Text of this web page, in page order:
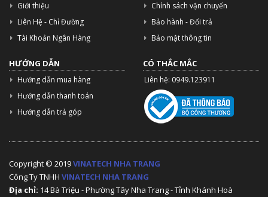
Giới thiệu
Liên Hệ - Chỉ Đường
Tài Khoản Ngân Hàng
Chính sách vận chuyển
Bảo hành - Đổi trả
Bảo mật thông tin
HƯỚNG DẪN
Hướng dẫn mua hàng
Hướng dẫn thanh toán
Hướng dẫn trả góp
CÓ THẮC MẮC
Liên hệ: 0949.123911
Copyright © 2019VINATECH NHA TRANG
Công Ty TNHH VINATECH NHA TRANG
Địa chỉ: 14 Bà Triệu - Phường Tây Nha Trang - Tỉnh Khánh Hoà